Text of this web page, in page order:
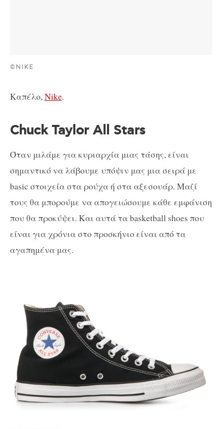
©NIKE
Καπέλο,Nike.
Chuck Taylor All Stars
Όταν μιλάμε για κυριαρχία μιας τάσης, είναι
σημαντικό να λάβουμε υπόψιν μας μια σειρά με
basic στοιχεία στα ρούχα ή στα αξεσουάρ. Μαζί
τους θα μπορούμε να απογειώσουμε κάθε εμφάνιση
που θα προκύψει. Και αυτά τα basketball shoes που
είναι για χρόνια στο προσκήνιο είναι από τα
αγαπημένα μας.